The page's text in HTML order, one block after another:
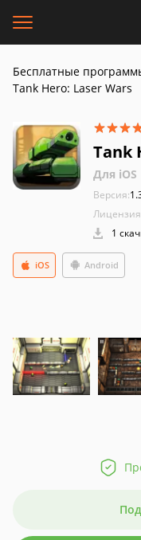
Бесплатные
Tank Hero: Laser Wars
Tank
Для iOS
Версия:
1
Android
iOS